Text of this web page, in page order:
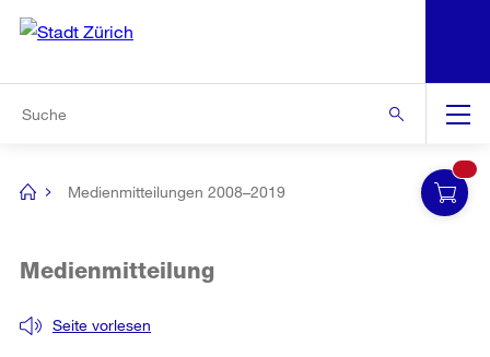
Navigation
[no
Medienmitteilungen 2008–2019
Seite vorlesen
Medienmitteilung